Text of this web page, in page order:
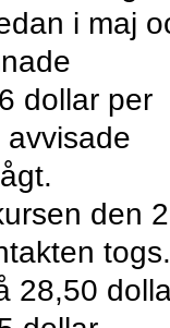
i maj
dollar per
den
togs.
28,50